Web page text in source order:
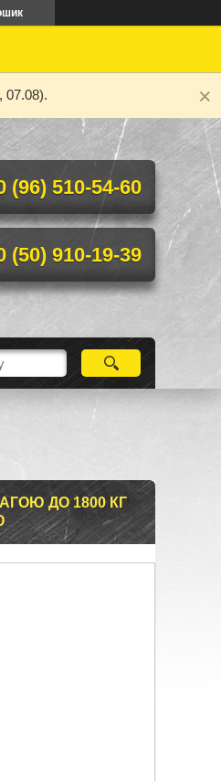
07.08).
(96) 510-54-60
(50) 910-19-39
ДО 1800 КГ